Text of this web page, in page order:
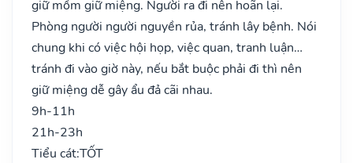
giữ mồm giữ miệng. Người ra đi nên hoãn lại.
Phòng người người nguyền rủa, tránh lây bệnh. Nói
chung khi có việc hội họp, việc quan, tranh luận…
tránh đi vào giờ này, nếu bắt buộc phải đi thì nên
giữ miệng dễ gây ẩu đả cãi nhau.
9h-11h
21h-23h
Tiểu cát:TỐT